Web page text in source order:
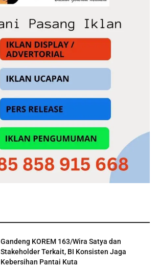
Gandeng KOREM 163/Wira Satya dan
Stakeholder Terkait, BI Konsisten Jaga
Kebersihan Pantai Kuta